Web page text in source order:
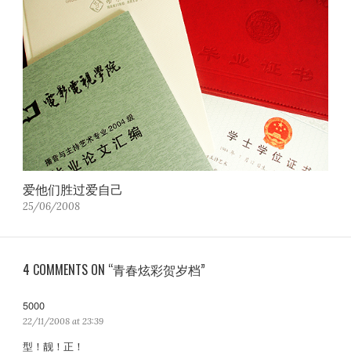
爱他们胜过爱自己
25/06/2008
4 COMMENTS ON “青春炫彩贺岁档”
5000
a
s
22/11/2008 at 23:39
型！靓！正！